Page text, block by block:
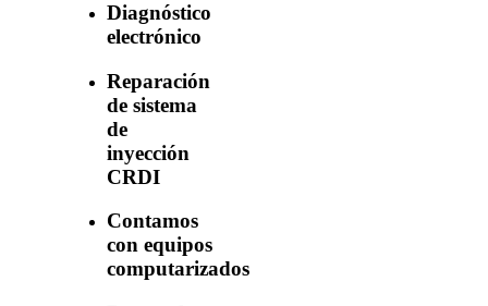
Diagnóstico
electrónico
Reparación
de sistema
de
inyección
CRDI
Contamos
con equipos
computarizados